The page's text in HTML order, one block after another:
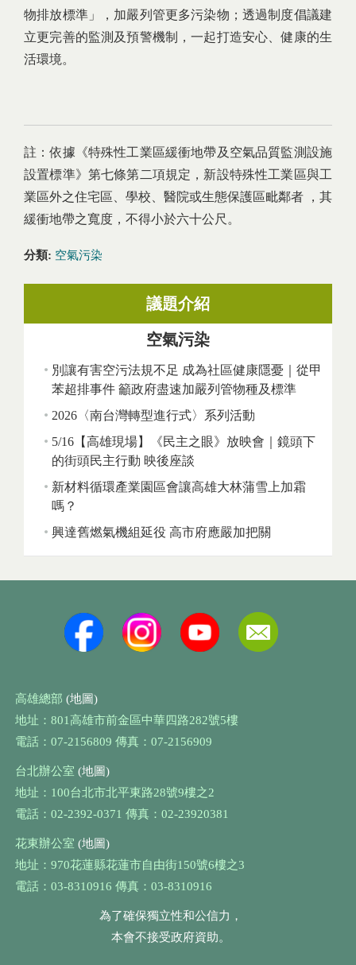
物排放標準」，加嚴列管更多污染物；透過制度倡議建
立更完善的監測及預警機制，一起打造安心、健康的生
活環境。
註：依據《特殊性工業區緩衝地帶及空氣品質監測設施
設置標準》第七條第二項規定，新設特殊性工業區與工
業區外之住宅區、學校、醫院或生態保護區毗鄰者 ，其
緩衝地帶之寬度，不得小於六十公尺。
分類: 空氣污染
議題介紹
空氣污染
別讓有害空污法規不足 成為社區健康隱憂｜從甲
苯超排事件 籲政府盡速加嚴列管物種及標準
2026〈南台灣轉型進行式〉系列活動
5/16【高雄現場】《民主之眼》放映會｜鏡頭下
的街頭民主行動 映後座談
新材料循環產業園區會讓高雄大林蒲雪上加霜
嗎？
興達舊燃氣機組延役 高市府應嚴加把關
高雄總部 (地圖)
地址：801高雄市前金區中華四路282號5樓
電話：07-2156809 傳真：07-2156909
台北辦公室 (地圖)
地址：100台北市北平東路28號9樓之2
電話：02-2392-0371 傳真：02-23920381
花東辦公室 (地圖)
地址：970花蓮縣花蓮市自由街150號6樓之3
電話：03-8310916 傳真：03-8310916
為了確保獨立性和公信力，
本會不接受政府資助。